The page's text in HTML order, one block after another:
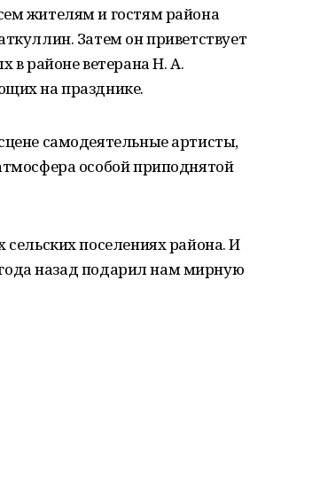
жителям и гостям района
Затем он приветствует
в районе ветерана Н. А.
на празднике.
самодеятельные артисты,
особой приподнятой
поселениях района. И
назад подарил нам мирную